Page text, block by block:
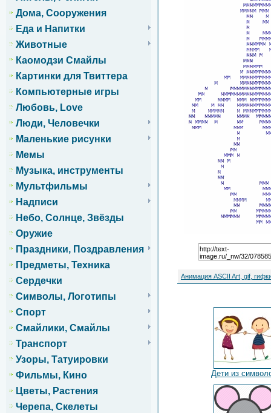
Дома, Сооружения
Еда и Напитки
Животные
Каомодзи Смайлы
Картинки для Твиттера
Компьютерные игры
Любовь, Love
Люди, Человечки
Маленькие рисунки
Мемы
Музыка, инструменты
Мультфильмы
Надписи
Небо, Солнце, Звёзды
Оружие
Праздники, Поздравления
Предметы, Техника
Сердечки
Символы, Логотипы
Спорт
Смайлики, Смайлы
Транспорт
Узоры, Татуировки
Фильмы, Кино
Цветы, Растения
Черепа, Скелеты
Анимация ASCII Art, gif,
Дети из